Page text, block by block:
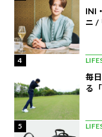
INI
ニ /
4
毎
る
5